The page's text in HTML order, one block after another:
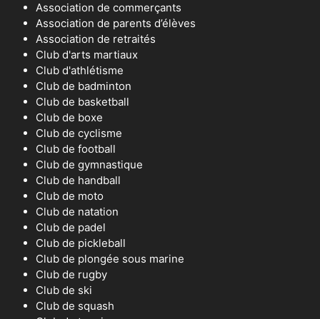
Association de commerçants
Association de parents d’élèves
Association de retraités
Club d'arts martiaux
Club d'athlétisme
Club de badminton
Club de basketball
Club de boxe
Club de cyclisme
Club de football
Club de gymnastique
Club de handball
Club de moto
Club de natation
Club de padel
Club de pickleball
Club de plongée sous marine
Club de rugby
Club de ski
Club de squash